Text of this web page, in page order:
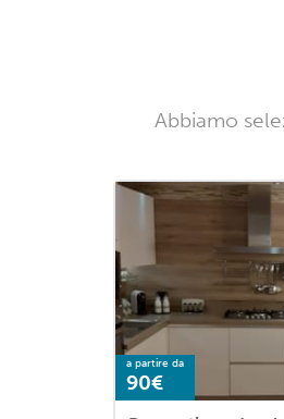
Abbiamo
a partire da
90€